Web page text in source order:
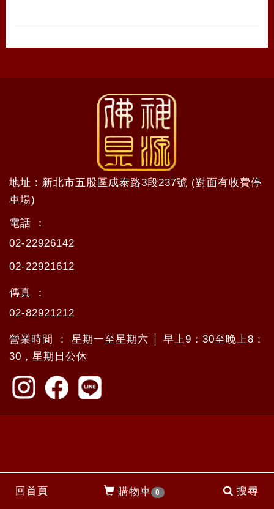
回首頁 購物車 0 搜尋
地址 : 新北市五股區成泰路3段237號 (對面有收費停
車場)
電話 ：
02-22926142
02-22921612
傳真 ：
02-82921212
營業時間 ： 星期一至星期六 │ 早上9：30至晚上8：
30，星期日公休